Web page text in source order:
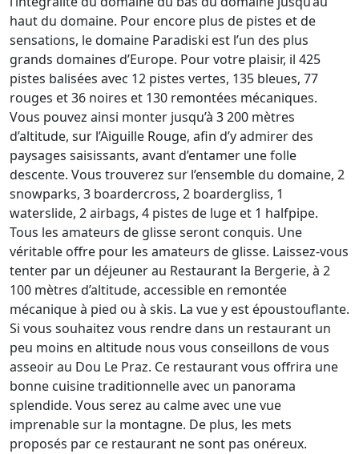
haut du domaine. Pour encore plus de pistes et de
sensations, le domaine Paradiski est l’un des plus
grands domaines d’Europe. Pour votre plaisir, il 425
pistes balisées avec 12 pistes vertes, 135 bleues, 77
rouges et 36 noires et 130 remontées mécaniques.
Vous pouvez ainsi monter jusqu’à 3 200 mètres
d’altitude, sur l’Aiguille Rouge, afin d’y admirer des
paysages saisissants, avant d’entamer une folle
descente. Vous trouverez sur l’ensemble du domaine, 2
snowparks, 3 boardercross, 2 boardergliss, 1
waterslide, 2 airbags, 4 pistes de luge et 1 halfpipe.
Tous les amateurs de glisse seront conquis. Une
véritable offre pour les amateurs de glisse. Laissez-vous
tenter par un déjeuner au Restaurant la Bergerie, à 2
100 mètres d’altitude, accessible en remontée
mécanique à pied ou à skis. La vue y est époustouflante.
Si vous souhaitez vous rendre dans un restaurant un
peu moins en altitude nous vous conseillons de vous
asseoir au Dou Le Praz. Ce restaurant vous offrira une
bonne cuisine traditionnelle avec un panorama
splendide. Vous serez au calme avec une vue
imprenable sur la montagne. De plus, les mets
proposés par ce restaurant ne sont pas onéreux.